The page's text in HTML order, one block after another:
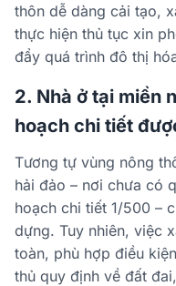
thôn dễ dàng cải tạo,
thực hiện thủ tục xin
đẩy quá trình đô thị
2. Nhà ở tại miền
hoạch chi tiết
Tương tự vùng nông
hải đảo – nơi chưa có
hoạch chi tiết 1/500 –
dựng. Tuy nhiên, việc
toàn, phù hợp điều
thủ quy định về đất